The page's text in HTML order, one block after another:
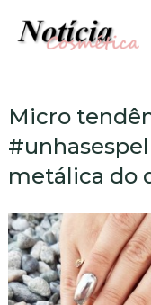
Micro
metálica do